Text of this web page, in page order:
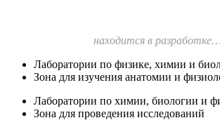
находится в разработке…
Лаборатории по физике, химии и
Зона для изучения анатомии и
Лаборатории по химии, биологии и
Зона для проведения исследований